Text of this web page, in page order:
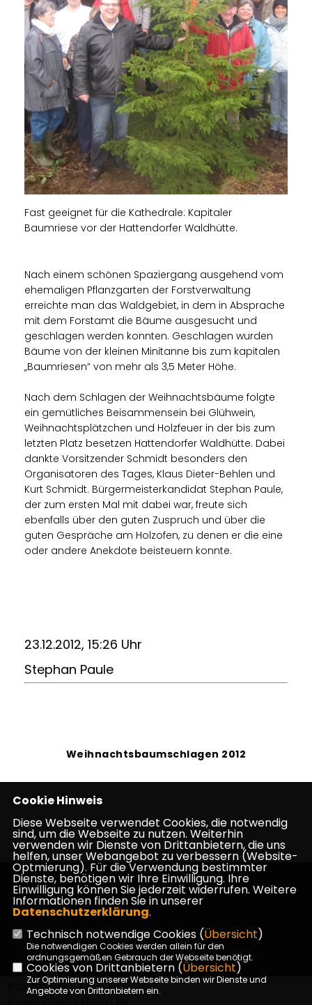
Fast geeignet für die Kathedrale: Kapitaler
Baumriese vor der Hattendorfer Waldhütte.
Nach einem schönen Spaziergang ausgehend vom
ehemaligen Pflanzgarten der Forstverwaltung
erreichte man das Waldgebiet, in dem in Absprache
mit dem Forstamt die Bäume ausgesucht und
geschlagen werden konnten. Geschlagen wurden
Bäume von der kleinen Minitanne bis zum kapitalen
Baumriesen“ von mehr als 3,5 Meter Höhe.
Nach dem Schlagen der Weihnachtsbäume folgte
ein gemütliches Beisammensein bei Glühwein,
Weihnachtsplätzchen und Holzfeuer in der bis zum
letzten Platz besetzen Hattendorfer Waldhütte. Dabei
dankte Vorsitzender Schmidt besonders den
Organisatoren des Tages, Klaus Dieter-Behlen und
Kurt Schmidt. Bürgermeisterkandidat Stephan Paule,
der zum ersten Mal mit dabei war, freute sich
ebenfalls über den guten Zuspruch und über die
guten Gespräche am Holzofen, zu denen er die eine
oder andere Anekdote beisteuern konnte.
23.12.2012, 15:26 Uhr
Stephan Paule
Weihnachtsbaumschlagen 2012
Impressum Datenschutz Kontakt
©2026 Stephan Paule - Ihr
Cookie Hinweis
Diese Webseite verwendet Cookies, die notwendig
sind, um die Webseite zu nutzen. Weiterhin
verwenden wir Dienste von Drittanbietern, die uns
helfen, unser Webangebot zu verbessern (Website-
Optmierung). Für die Verwendung bestimmter
Dienste, benötigen wir Ihre Einwilligung. Ihre
Einwilligung können Sie jederzeit widerrufen. Weitere
Informationen finden Sie in unserer
Datenschutzerklärung.
Technisch notwendige Cookies (Übersicht)
Die notwendigen Cookies werden allein für den
ordnungsgemäßen Gebrauch der Webseite benötigt.
Cookies von Drittanbietern (Übersicht)
Zur Optimierung unserer Webseite binden wir Dienste und
Angebote von Drittanbietern ein.